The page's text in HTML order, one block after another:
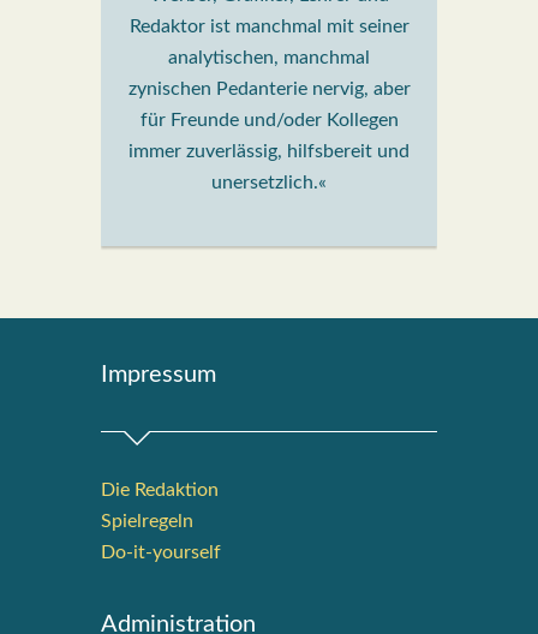
Redaktor ist manchmal mit seiner
analytischen, manchmal
zynischen Pedanterie nervig, aber
für Freunde und/oder Kollegen
immer zuverlässig, hilfsbereit und
unersetzlich.«
Impres­sum
Die Redak­ti­on
Spiel­re­geln
Do-it-your­s­elf
Admi­nis­tra­ti­on